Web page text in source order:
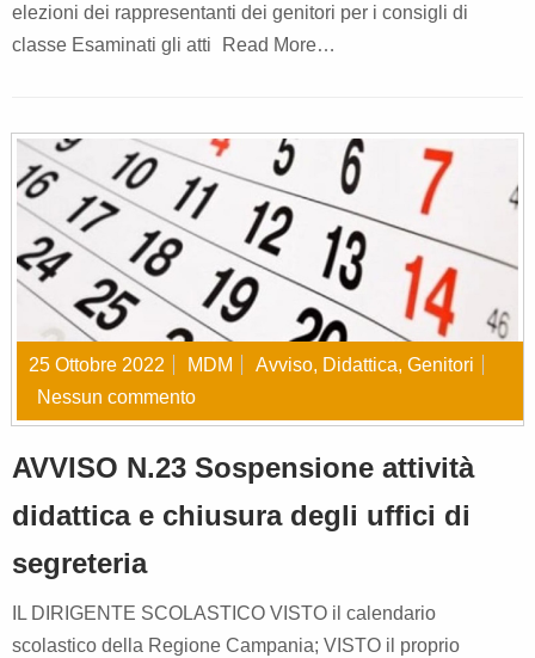
elezioni dei rappresentanti dei genitori per i consigli di
classe Esaminati gli atti
Read More…
25 Ottobre 2022 MDM Avviso, Didattica, Genitori
Nessun commento
AVVISO N.23 Sospensione attività
didattica e chiusura degli uffici di
segreteria
IL DIRIGENTE SCOLASTICO VISTO il calendario
scolastico della Regione Campania; VISTO il proprio